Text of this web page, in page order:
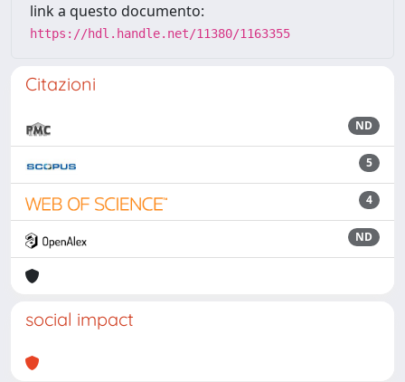
link a questo documento:
https://hdl.handle.net/11380/1163355
Citazioni
ND
5
4
ND
social impact